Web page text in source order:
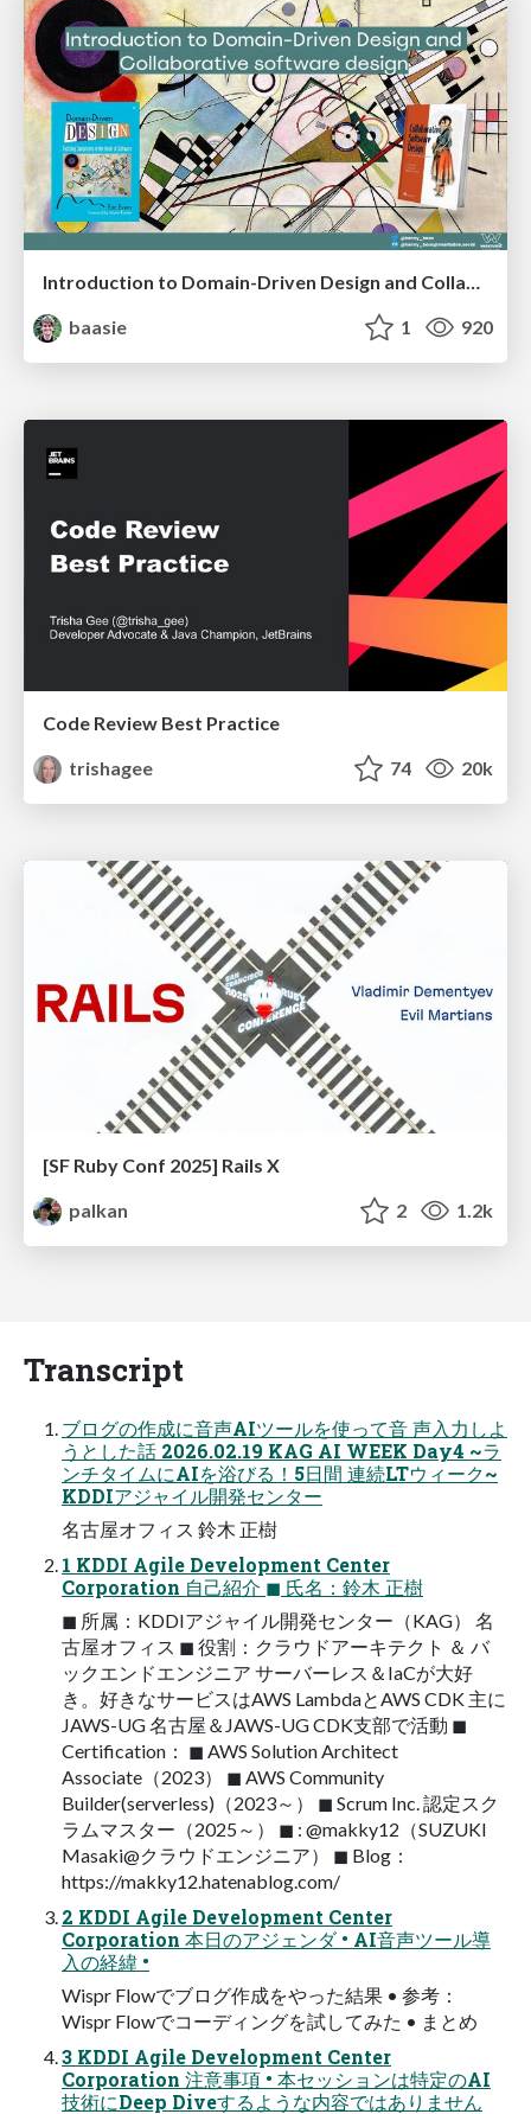
Introduction to Domain-Driven Design and Collaborative software design
baasie
1 920
Code Review Best Practice
trishagee
74 20k
[SF Ruby Conf 2025] Rails X
palkan
2 1.2k
Transcript
ブログの作成に音声AIツールを使って音 声入力しよ
うとした話 2026.02.19 KAG AI WEEK Day4 ~ラ
ンチタイムにAIを浴びる！5日間 連続LTウィーク~
KDDIアジャイル開発センター
名古屋オフィス 鈴木 正樹
1 KDDI Agile Development Center
Corporation 自己紹介 ◼ 氏名：鈴木 正樹
◼ 所属：KDDIアジャイル開発センター（KAG） 名
古屋オフィス ◼ 役割：クラウドアーキテクト ＆ バ
ックエンドエンジニア サーバーレス＆IaCが大好
き。好きなサービスはAWS LambdaとAWS CDK 主に
JAWS-UG 名古屋＆JAWS-UG CDK支部で活動 ◼
Certification： ◼ AWS Solution Architect
Associate（2023） ◼ AWS Community
Builder(serverless)（2023～） ◼ Scrum Inc. 認定スク
ラムマスター（2025～） ◼ : @makky12（SUZUKI
Masaki@クラウドエンジニア） ◼ Blog：
https://makky12.hatenablog.com/
2 KDDI Agile Development Center
Corporation 本日のアジェンダ • AI音声ツール導
入の経緯 •
Wispr Flowでブログ作成をやった結果 • 参考：
Wispr Flowでコーディングを試してみた • まとめ
3 KDDI Agile Development Center
Corporation 注意事項 • 本セッションは特定のAI
技術にDeep Diveするような内容ではありません